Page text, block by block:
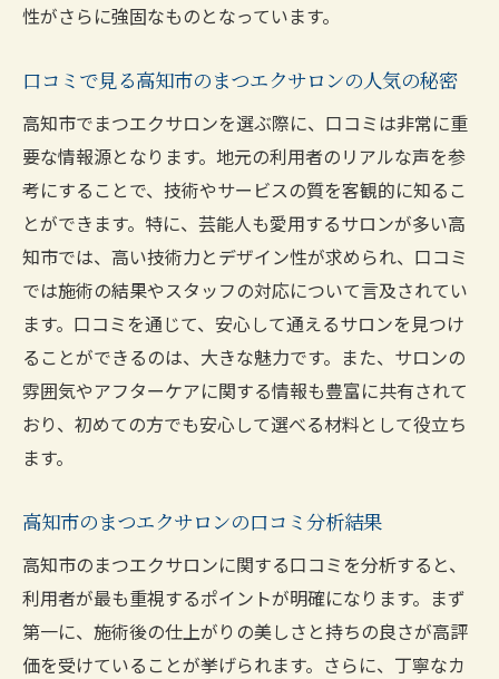
性がさらに強固なものとなっています。
口コミで見る高知市のまつエクサロンの人気の秘密
高知市でまつエクサロンを選ぶ際に、口コミは非常に重
要な情報源となります。地元の利用者のリアルな声を参
考にすることで、技術やサービスの質を客観的に知るこ
とができます。特に、芸能人も愛用するサロンが多い高
知市では、高い技術力とデザイン性が求められ、口コミ
では施術の結果やスタッフの対応について言及されてい
ます。口コミを通じて、安心して通えるサロンを見つけ
ることができるのは、大きな魅力です。また、サロンの
雰囲気やアフターケアに関する情報も豊富に共有されて
おり、初めての方でも安心して選べる材料として役立ち
ます。
高知市のまつエクサロンの口コミ分析結果
高知市のまつエクサロンに関する口コミを分析すると、
利用者が最も重視するポイントが明確になります。まず
第一に、施術後の仕上がりの美しさと持ちの良さが高評
価を受けていることが挙げられます。さらに、丁寧なカ